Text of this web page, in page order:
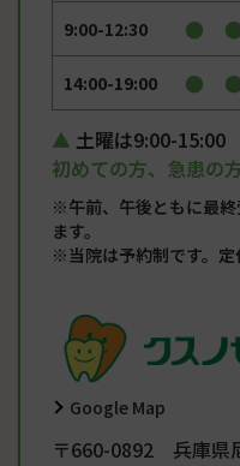
9:00-12:30 ●
14:00-19:00 ●
土曜は9:00-15:00
初めての方、急患の
※午前、午後ともに最
ます。
※当院は予約制です。
Google Map
〒660-0892 兵庫県